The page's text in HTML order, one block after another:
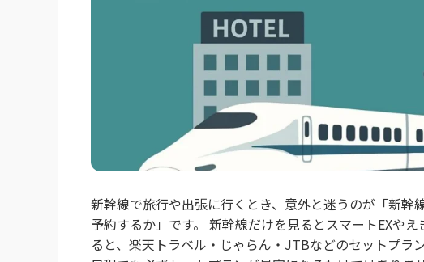
新幹線で旅行や出張に行くとき、意外と迷うのが「新
予約するか」です。 新幹線だけを見るとスマートEXや
ると、楽天トラベル・じゃらん・JTBなどのセットプラ